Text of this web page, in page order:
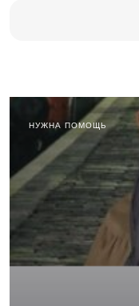
НУЖНА ПОМОЩЬ